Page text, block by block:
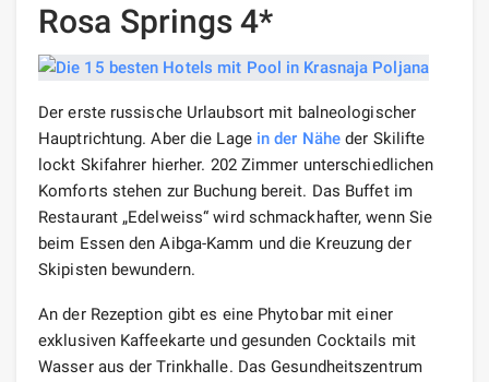
Rosa Springs 4*
Der erste russische Urlaubsort mit balneologischer
Hauptrichtung. Aber die Lage in der Nähe der Skilifte
lockt Skifahrer hierher. 202 Zimmer unterschiedlichen
Komforts stehen zur Buchung bereit. Das Buffet im
Restaurant „Edelweiss“ wird schmackhafter, wenn Sie
beim Essen den Aibga-Kamm und die Kreuzung der
Skipisten bewundern.
An der Rezeption gibt es eine Phytobar mit einer
exklusiven Kaffeekarte und gesunden Cocktails mit
Wasser aus der Trinkhalle. Das Gesundheitszentrum